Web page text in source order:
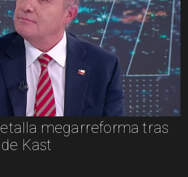
megarreforma tras
Kast